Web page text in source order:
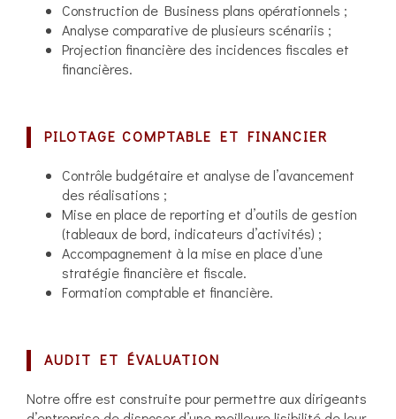
Construction de Business plans opérationnels ;
Analyse comparative de plusieurs scénariis ;
Projection financière des incidences fiscales et
financières.
PILOTAGE COMPTABLE ET FINANCIER
Contrôle budgétaire et analyse de l’avancement
des réalisations ;
Mise en place de reporting et d’outils de gestion
(tableaux de bord, indicateurs d’activités) ;
Accompagnement à la mise en place d’une
stratégie financière et fiscale.
Formation comptable et financière.
AUDIT ET ÉVALUATION
Notre offre est construite pour permettre aux dirigeants